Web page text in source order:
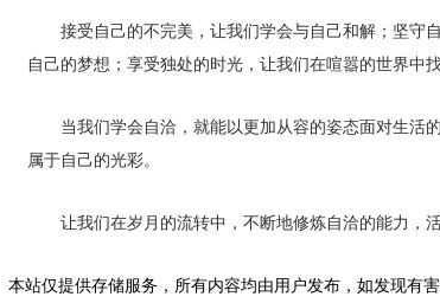
接受自己的不完美，让我们学会与自己和解；坚守
自己的梦想；享受独处的时光，让我们在喧嚣的世界中
当我们学会自洽，就能以更加从容的姿态面对生活
属于自己的光彩。
让我们在岁月的流转中，不断地修炼自洽的能力，
本站仅提供存储服务，所有内容均由用户发布，如发现有